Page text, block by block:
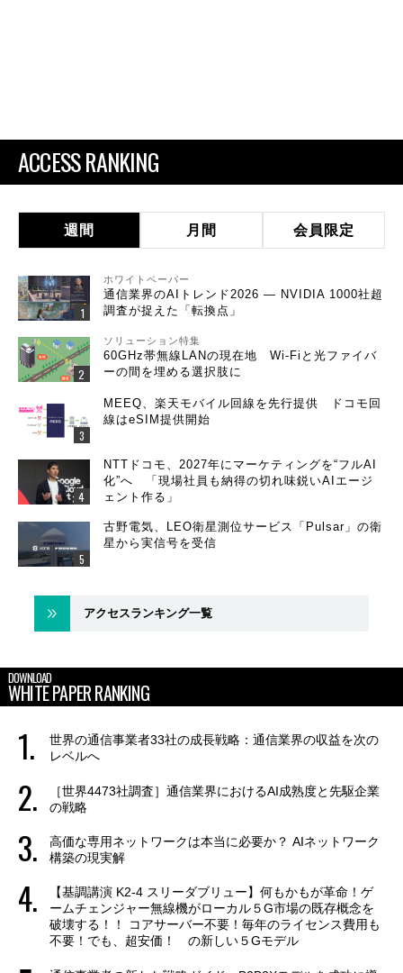
ACCESS RANKING
週間 月間 会員限定
ホワイトペーパー
通信業界のAIトレンド2026 ― NVIDIA 1000社超
調査が捉えた「転換点」
ソリューション特集
60GHz帯無線LANの現在地 Wi-Fiと光ファイバ
ーの間を埋める選択肢に
MEEQ、楽天モバイル回線を先行提供 ドコモ回
線はeSIM提供開始
NTTドコモ、2027年にマーケティングを“フルAI
化”へ 「現場社員も納得の切れ味鋭いAIエージ
ェント作る」
古野電気、LEO衛星測位サービス「Pulsar」の衛
星から実信号を受信
アクセスランキング一覧
DOWNLOAD
WHITE PAPER RANKING
世界の通信事業者33社の成長戦略：通信業界の収益を次の
レベルへ
［世界4473社調査］通信業界におけるAI成熟度と先駆企業
の戦略
高価な専用ネットワークは本当に必要か？ AIネットワーク
構築の現実解
【基調講演 K2-4 スリーダブリュー】何もかもが革命！ゲ
ームチェンジャー無線機がローカル５G市場の既存概念を
破壊する！！ コアサーバー不要！毎年のライセンス費用も
不要！でも、超安価！ の新しい５Gモデル